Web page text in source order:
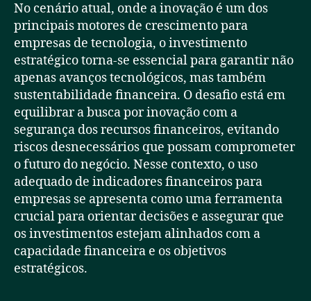
No cenário atual, onde a inovação é um dos
principais motores de crescimento para
empresas de tecnologia, o investimento
estratégico torna-se essencial para garantir não
apenas avanços tecnológicos, mas também
sustentabilidade financeira. O desafio está em
equilibrar a busca por inovação com a
segurança dos recursos financeiros, evitando
riscos desnecessários que possam comprometer
o futuro do negócio. Nesse contexto, o uso
adequado de indicadores financeiros para
empresas se apresenta como uma ferramenta
crucial para orientar decisões e assegurar que
os investimentos estejam alinhados com a
capacidade financeira e os objetivos
estratégicos.